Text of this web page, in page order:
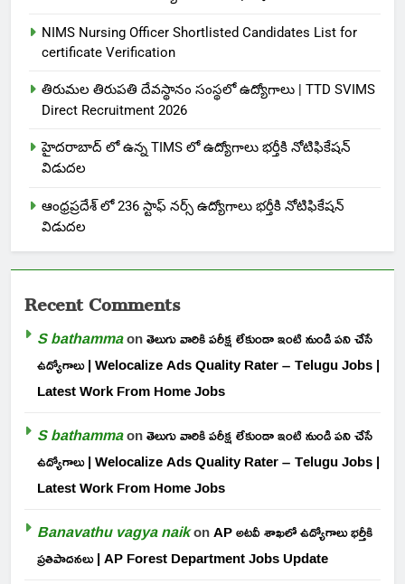
NIMS Nursing Officer Shortlisted Candidates List for
certificate Verification
తిరుమల తిరుపతి దేవస్థానం సంస్థలో ఉద్యోగాలు | TTD SVIMS
Direct Recruitment 2026
హైదరాబాద్ లో ఉన్న TIMS లో ఉద్యోగాలు భర్తీకి నోటిఫికేషన్
విడుదల
ఆంధ్రప్రదేశ్ లో 236 స్టాఫ్ నర్స్ ఉద్యోగాలు భర్తీకి నోటిఫికేషన్
విడుదల
Recent Comments
S bathammaonతెలుగు వారికి పరీక్ష లేకుండా ఇంటి నుండి పని చేసే
ఉద్యోగాలు | Welocalize Ads Quality Rater – Telugu Jobs |
Latest Work From Home Jobs
S bathammaonతెలుగు వారికి పరీక్ష లేకుండా ఇంటి నుండి పని చేసే
ఉద్యోగాలు | Welocalize Ads Quality Rater – Telugu Jobs |
Latest Work From Home Jobs
Banavathu vagya naikonAP అటవీ శాఖలో ఉద్యోగాలు భర్తీకి
ప్రతిపాదనలు | AP Forest Department Jobs Update